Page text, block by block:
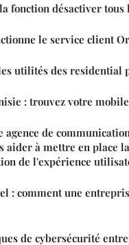
fonction désactiver tous
le service client
utilités des residential
: trouvez votre
agence de
aider à mettre en place la
de l'expérience
: comment une
de cybersécurité